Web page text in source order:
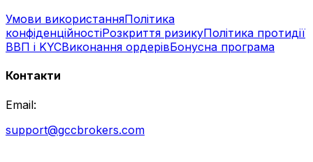
Умови використанняПолітика
конфіденційностіРозкриття ризикуПолітика протидії
ВВП і KYCВиконання ордерівБонусна програма
Контакти
Email:
support@gccbrokers.com